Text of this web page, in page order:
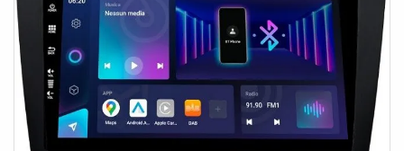
sans câble. De plus, avec son ,super tuner DAB+, vous
profiterez d'une réception radio de haute qualité, sans
interférences.Le ,démarrage est ultra-rapide, et son
fonctionnement est stable, même pendant une utilisation
intensive. Ce modèle est équipé d’une ,mémoire interne de
64 Go, offrant un large espace pour stocker vos
applications et fichiers multimédias.En résumé,
cet ,autoradio pour Fiat 500 PHONOCAR ,est la solution